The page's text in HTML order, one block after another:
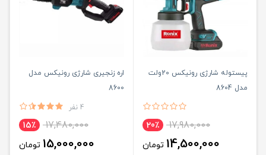
پیستوله شارژی رونیکس 20ولت
مدل 8604
17,980,000 20٪
14,500,000 تومان
اره زنجیری شارژی رونیکس مدل
8600
4 نفر
17,480,000 15٪
15,000,000 تومان